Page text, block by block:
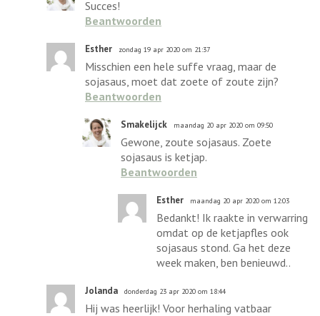
Succes!
Beantwoorden
Esther zondag 19 apr 2020 om 21:37
Misschien een hele suffe vraag, maar de
sojasaus, moet dat zoete of zoute zijn?
Beantwoorden
Smakelijck maandag 20 apr 2020 om 09:50
Gewone, zoute sojasaus. Zoete
sojasaus is ketjap.
Beantwoorden
Esther maandag 20 apr 2020 om 12:03
Bedankt! Ik raakte in verwarring
omdat op de ketjapfles ook
sojasaus stond. Ga het deze
week maken, ben benieuwd..
Jolanda donderdag 23 apr 2020 om 18:44
Hij was heerlijk! Voor herhaling vatbaar